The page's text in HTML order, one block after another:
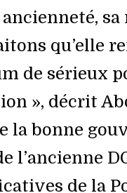
qu’elle
de sérieux
», décrit
la bonne
de la